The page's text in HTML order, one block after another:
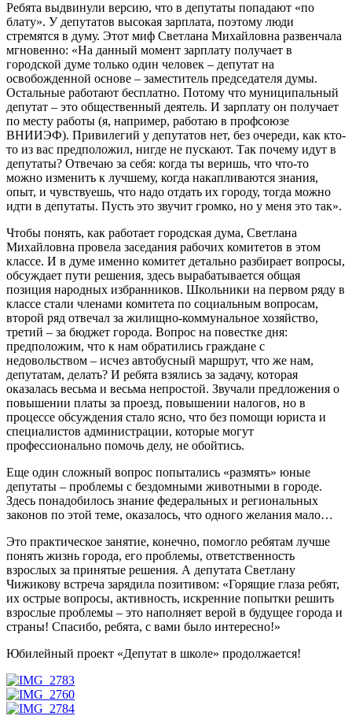
Ребята выдвинули версию, что в депутаты попадают «по
блату». У депутатов высокая зарплата, поэтому люди
стремятся в думу. Этот миф Светлана Михайловна развенчала
мгновенно: «На данный момент зарплату получает в
городской думе только один человек – депутат на
освобожденной основе – заместитель председателя думы.
Остальные работают бесплатно. Потому что муниципальный
депутат – это общественный деятель. И зарплату он получает
по месту работы (я, например, работаю в профсоюзе
ВНИИЭФ). Привилегий у депутатов нет, без очереди, как кто-
то из вас предположил, нигде не пускают. Так почему идут в
депутаты? Отвечаю за себя: когда ты веришь, что что-то
можно изменить к лучшему, когда накапливаются знания,
опыт, и чувствуешь, что надо отдать их городу, тогда можно
идти в депутаты. Пусть это звучит громко, но у меня это так».
Чтобы понять, как работает городская дума, Светлана
Михайловна провела заседания рабочих комитетов в этом
классе. И в думе именно комитет детально разбирает вопросы,
обсуждает пути решения, здесь вырабатывается общая
позиция народных избранников. Школьники на первом ряду в
классе стали членами комитета по социальным вопросам,
второй ряд отвечал за жилищно-коммунальное хозяйство,
третий – за бюджет города. Вопрос на повестке дня:
предположим, что к нам обратились граждане с
недовольством – исчез автобусный маршрут, что же нам,
депутатам, делать? И ребята взялись за задачу, которая
оказалась весьма и весьма непростой. Звучали предложения о
повышении платы за проезд, повышении налогов, но в
процессе обсуждения стало ясно, что без помощи юриста и
специалистов администрации, которые могут
профессионально помочь делу, не обойтись.
Еще один сложный вопрос попытались «размять» юные
депутаты – проблемы с бездомными животными в городе.
Здесь понадобилось знание федеральных и региональных
законов по этой теме, оказалось, что одного желания мало…
Это практическое занятие, конечно, помогло ребятам лучше
понять жизнь города, его проблемы, ответственность
взрослых за принятые решения. А депутата Светлану
Чижикову встреча зарядила позитивом: «Горящие глаза ребят,
их острые вопросы, активность, искренние попытки решить
взрослые проблемы – это наполняет верой в будущее города и
страны! Спасибо, ребята, с вами было интересно!»
Юбилейный проект «Депутат в школе» продолжается!